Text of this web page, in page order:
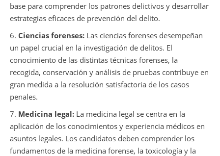
base para comprender los patrones delictivos y desarrollar
estrategias eficaces de prevención del delito.
6. Ciencias forenses: Las ciencias forenses desempeñan
un papel crucial en la investigación de delitos. El
conocimiento de las distintas técnicas forenses, la
recogida, conservación y análisis de pruebas contribuye en
gran medida a la resolución satisfactoria de los casos
penales.
7. Medicina legal: La medicina legal se centra en la
aplicación de los conocimientos y experiencia médicos en
asuntos legales. Los candidatos deben comprender los
fundamentos de la medicina forense, la toxicología y la